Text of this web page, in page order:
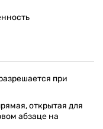
при
открытая для
абзаце на